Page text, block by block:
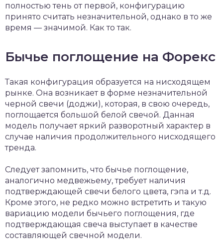
полностью тень от первой, конфигурацию
принято считать незначительной, однако в то же
время — значимой. Как то так.
Бычье поглощение на Форекс
Такая конфигурация образуется на нисходящем
рынке. Она возникает в форме незначительной
черной свечи (доджи), которая, в свою очередь,
поглощается большой белой свечой. Данная
модель получает яркий разворотный характер в
случае наличия продолжительного нисходящего
тренда.
Следует запомнить, что бычье поглощение,
аналогично медвежьему, требует наличия
подтверждающей свечи белого цвета, гэпа и т.д.
Кроме этого, не редко можно встретить и такую
вариацию модели бычьего поглощения, где
подтверждающая свеча выступает в качестве
составляющей свечной модели.